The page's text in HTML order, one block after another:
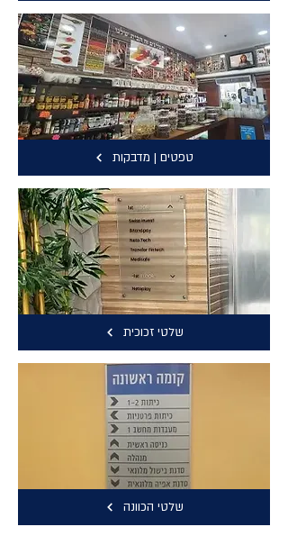
טפטים | מדבקות
שלטי זכוכית
שלטי הכוונה